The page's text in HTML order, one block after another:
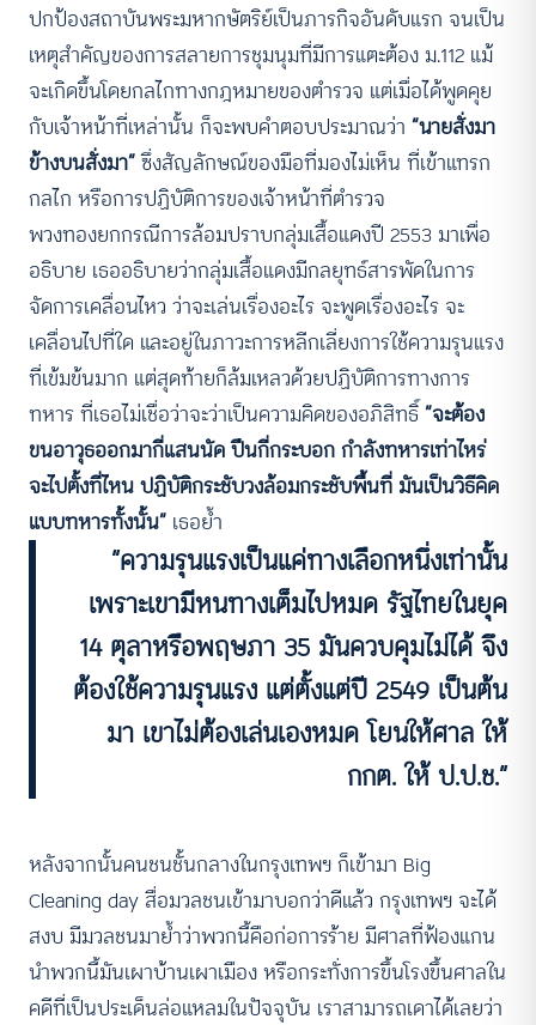
ปกป้องสถาบันพระมหากษัตริย์เป็นภารกิจอันดับแรก จนเป็น
เหตุสำคัญของการสลายการชุมนุมที่มีการแตะต้อง ม.112 แม้
จะเกิดขึ้นโดยกลไกทางกฎหมายของตำรวจ แต่เมื่อได้พูดคุย
กับเจ้าหน้าที่เหล่านั้น ก็จะพบคำตอบประมาณว่า “นายสั่งมา
ข้างบนสั่งมา”ซึ่งสัญลักษณ์ของมือที่มองไม่เห็น ที่เข้าแทรก
กลไก หรือการปฏิบัติการของเจ้าหน้าที่ตำรวจ
พวงทองยกกรณีการล้อมปราบกลุ่มเสื้อแดงปี 2553 มาเพื่อ
อธิบาย เธออธิบายว่ากลุ่มเสื้อแดงมีกลยุทธ์สารพัดในการ
จัดการเคลื่อนไหว ว่าจะเล่นเรื่องอะไร จะพูดเรื่องอะไร จะ
เคลื่อนไปที่ใด และอยู่ในภาวะการหลีกเลี่ยงการใช้ความรุนแรง
ที่เข้มข้นมาก แต่สุดท้ายก็ล้มเหลวด้วยปฏิบัติการทางการ
ทหาร ที่เธอไม่เชื่อว่าจะว่าเป็นความคิดของอภิสิทธิ์“จะต้อง
ขนอาวุธออกมากี่แสนนัด ปืนกี่กระบอก กำลังทหารเท่าไหร่
จะไปตั้งที่ไหน ปฏิบัติกระชับวงล้อมกระชับพื้นที่ มันเป็นวิธีคิด
แบบทหารทั้งนั้น” เธอย้ำ
“ความรุนแรงเป็นแค่ทางเลือกหนึ่งเท่านั้น
เพราะเขามีหนทางเต็มไปหมด รัฐไทยในยุค
14 ตุลาหรือพฤษภา 35 มันควบคุมไม่ได้ จึง
ต้องใช้ความรุนแรง แต่ตั้งแต่ปี 2549 เป็นต้น
มา เขาไม่ต้องเล่นเองหมด โยนให้ศาล ให้
กกต. ให้ ป.ป.ช.”
หลังจากนั้นคนชนชั้นกลางในกรุงเทพฯ ก็เข้ามา Big
Cleaning day สื่อมวลชนเข้ามาบอกว่าดีแล้ว กรุงเทพฯ จะได้
สงบ มีมวลชนมาย้ำว่าพวกนี้คือก่อการร้าย มีศาลที่ฟ้องแกน
นำพวกนี้มันเผาบ้านเผาเมือง หรือกระทั่งการขึ้นโรงขึ้นศาลใน
คดีที่เป็นประเด็นล่อแหลมในปัจจุบัน เราสามารถเดาได้เลยว่า